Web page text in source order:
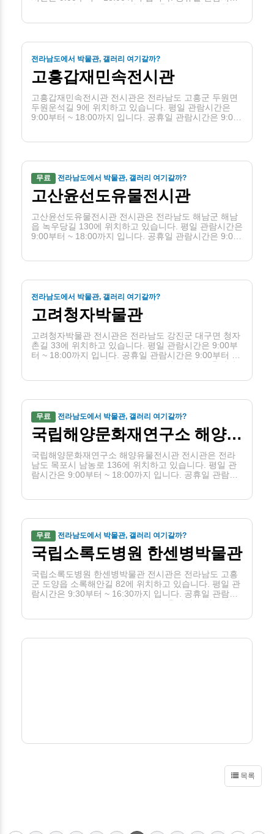
은 9:00부터 ~ 18:00까지 입니다. 휴관일은 월(단, 월요
전라남도에서 박물관, 갤러리 여기갈까?
고흥갑재민속전시관
고흥갑재민속전시관 전시관은 전라남도 고흥군 두원면
두원운석길 9에 위치하고 있습니다. 평일 관람시간은
9:00부터 ~ 18:00까지 입니다. 공휴일 관람시간은 9:00
무료 전라남도에서 박물관, 갤러리 여기갈까?
고산윤선도유물전시관
고산윤선도유물전시관 전시관은 전라남도 해남군 해남
읍 녹우당길 130에 위치하고 있습니다. 평일 관람시간은
9:00부터 ~ 18:00까지 입니다. 공휴일 관람시간은 9:00
전라남도에서 박물관, 갤러리 여기갈까?
고려청자박물관
고려청자박물관 전시관은 전라남도 강진군 대구면 청자
촌길 33에 위치하고 있습니다. 평일 관람시간은 9:00부
터 ~ 18:00까지 입니다. 공휴일 관람시간은 9:00부터 ~
18:00까지 입니다. 휴관일은 월(단, 월요일이 공휴일인
무료 전라남도에서 박물관, 갤러리 여기갈까?
국립해양문화재연구소 해양유물전시관
국립해양문화재연구소 해양유물전시관 전시관은 전라
남도 목포시 남농로 136에 위치하고 있습니다. 평일 관
람시간은 9:00부터 ~ 18:00까지 입니다. 공휴일 관람시
무료 전라남도에서 박물관, 갤러리 여기갈까?
국립소록도병원 한센병박물관
국립소록도병원 한센병박물관 전시관은 전라남도 고흥
군 도양읍 소록해안길 82에 위치하고 있습니다. 평일 관
람시간은 9:30부터 ~ 16:30까지 입니다. 공휴일 관람시
간은 9:30부터 ~ 16:30까지 입니다. 휴관일은 월, 1월1
목록